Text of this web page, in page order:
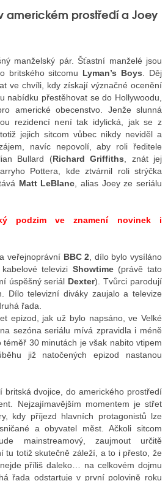
americkém prostředí a Joey
manželský pár. Šťastní manželé jsou
britského sitcomu Lyman’s Boys . Děj
ve chvíli, kdy získají význačné ocenění
nabídku přestěhovat se do Hollywoodu,
americké obecenstvo. Jenže slunná
rezidencí není tak idylická, jak se z
jejich sitcom vůbec nikdy neviděl a
navíc nepovolí, aby roli ředitele
Bullard (Richard Griffiths , znát jej
Pottera, kde ztvárnil roli strýčka
Matt LeBlanc , alias Joey ze seriálu
podzim ve znamení novinek i
veřejnoprávníBBC 2 , dílo bylo vysíláno
televizi Showtime (právě tato
úspěšný seriál Dexter). Tvůrci parodují
Dílo televizní diváky zaujalo a televize
řada.
epizod, jak už bylo napsáno, ve Velké
sezóna seriálu mívá zpravidla i méně
30 minutách je však nabito vtipem
již natočených epizod nastanou
britská dvojice, do amerického prostředí
Nejzajímavějším momentem je střet
kdy příjezd hlavních protagonistů lze
a obyvatel měst. Ačkoli sitcom
mainstreamový, zaujmout určitě
tu totiž skutečně záleží, a to i přesto, že
příliš daleko… na celkovém dojmu
řada odstartuje v první polovině roku